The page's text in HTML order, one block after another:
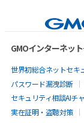
GMOインターネッ
世界初総合ネットセキ
パスワード漏洩診断
セキュリティ相談AIチ
実在証明・盗聴対策